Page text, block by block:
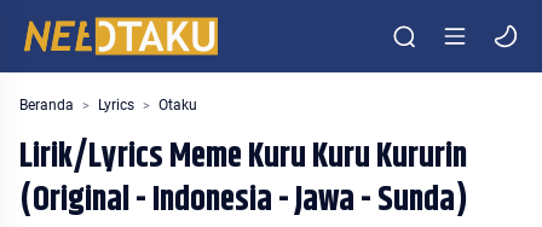
Beranda Lyrics Otaku
Lirik/Lyrics Meme Kuru Kuru Kururin
(Original - Indonesia - Jawa - Sunda)